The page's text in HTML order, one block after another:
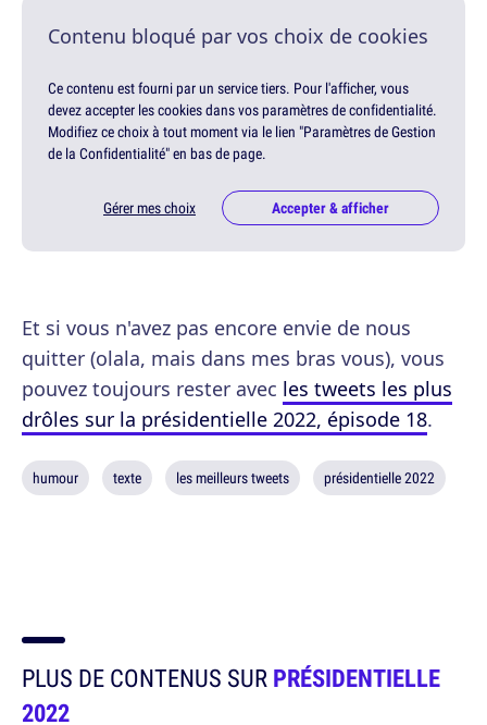
Contenu bloqué par vos choix de cookies
Ce contenu est fourni par un service tiers. Pour l'afficher, vous
devez accepter les cookies dans vos paramètres de confidentialité.
Modifiez ce choix à tout moment via le lien "Paramètres de Gestion
de la Confidentialité" en bas de page.
Gérer mes choix Accepter & afficher
Et si vous n'avez pas encore envie de nous
quitter (olala, mais dans mes bras vous), vous
pouvez toujours rester avec les tweets les plus
drôles sur la présidentielle 2022, épisode 18.
humour texte les meilleurs tweets présidentielle 2022
PLUS DE CONTENUS SURPRÉSIDENTIELLE
2022